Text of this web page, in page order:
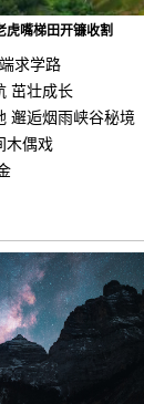
虎嘴梯田开镰收割
求学路
茁壮成长
邂逅烟雨峡谷秘境
木偶戏